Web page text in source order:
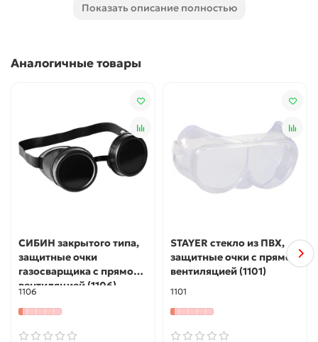
неорганических и кислых газов ABEK1
Показать описание полностью
Аналогичные товары
СИБИН закрытого типа,
защитные очки
газосварщика с прямой
вентиляцией (1106)
1106
STAYER стекло из ПВХ,
защитные очки с прямой
вентиляцией (1101)
1101